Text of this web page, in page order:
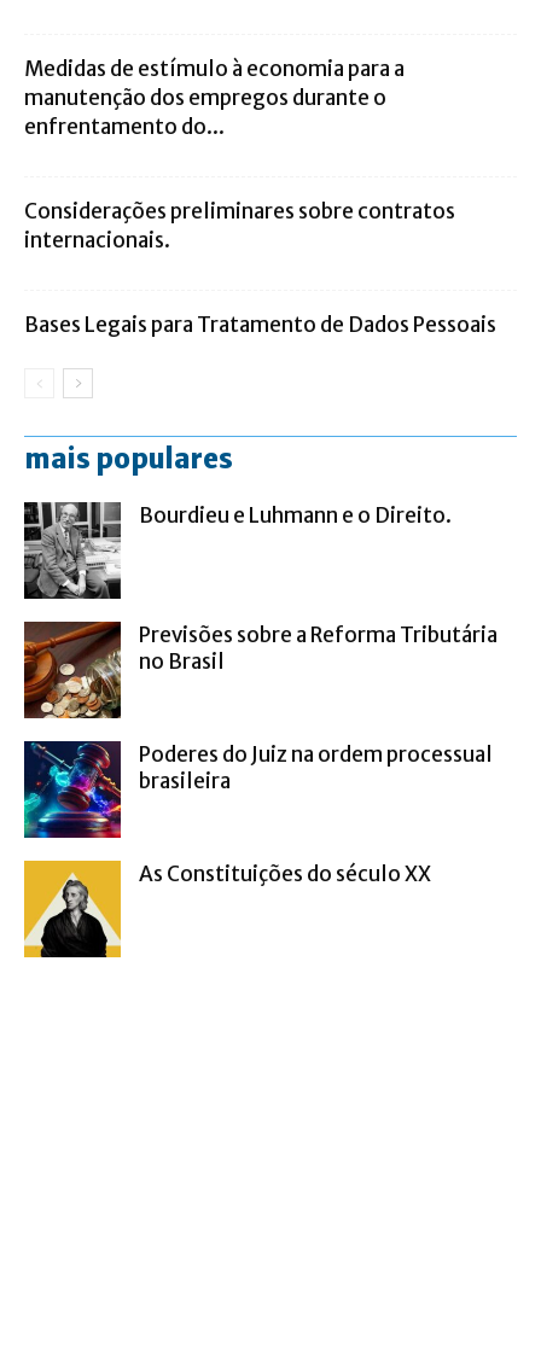
Medidas de estímulo à economia para a
manutenção dos empregos durante o
enfrentamento do...
Considerações preliminares sobre contratos
internacionais.
Bases Legais para Tratamento de Dados Pessoais
mais populares
Bourdieu e Luhmann e o Direito.
Previsões sobre a Reforma Tributária
no Brasil
Poderes do Juiz na ordem processual
brasileira
As Constituições do século XX